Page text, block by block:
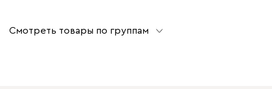
Смотреть товары по группам